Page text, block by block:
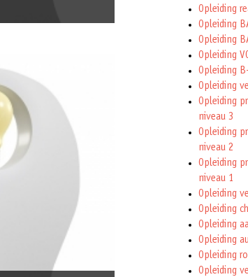
Opleiding
Opleiding
Opleiding
Opleiding
Opleiding
Opleiding
Opleiding
niveau 3
Opleiding
niveau 2
Opleiding
niveau 1
Opleiding
Opleiding
Opleiding
Opleiding
Opleiding
Opleiding